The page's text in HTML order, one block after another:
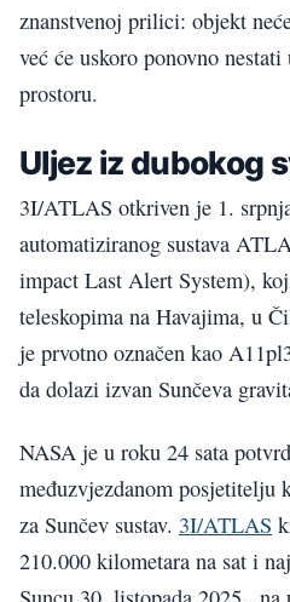
znanstvenoj prilici: objekt
već će uskoro ponovno
prostoru.
Uljez iz dubokog
3I/ATLAS otkriven je 1.
automatiziranog sustava
impact Last Alert System),
teleskopima na Havajima, u
je prvotno označen kao
da dolazi izvan Sunčeva
NASA je u roku 24 sata
međuzvjezdanom posjetitelju
za Sunčev sustav. 3I/ATLAS
210.000 kilometara na sat i